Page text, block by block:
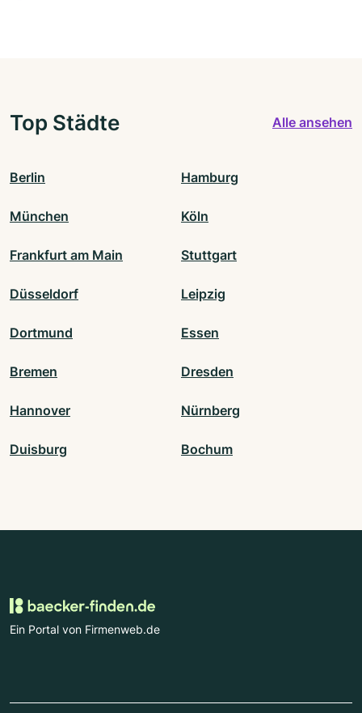
Top Städte Alle ansehen
Berlin Hamburg
München Köln
Frankfurt am Main Stuttgart
Düsseldorf Leipzig
Dortmund Essen
Bremen Dresden
Hannover Nürnberg
Duisburg Bochum
Ein Portal von Firmenweb.de